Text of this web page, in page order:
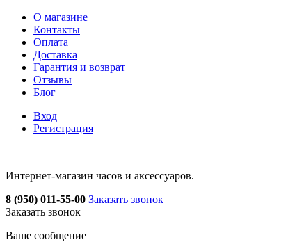
О магазине
Контакты
Оплата
Доставка
Гарантия и возврат
Отзывы
Блог
Вход
Регистрация
Интернет-магазин часов и аксессуаров.
8 (950) 011-55-00 Заказать звонок
Заказать звонок
Ваше сообщение